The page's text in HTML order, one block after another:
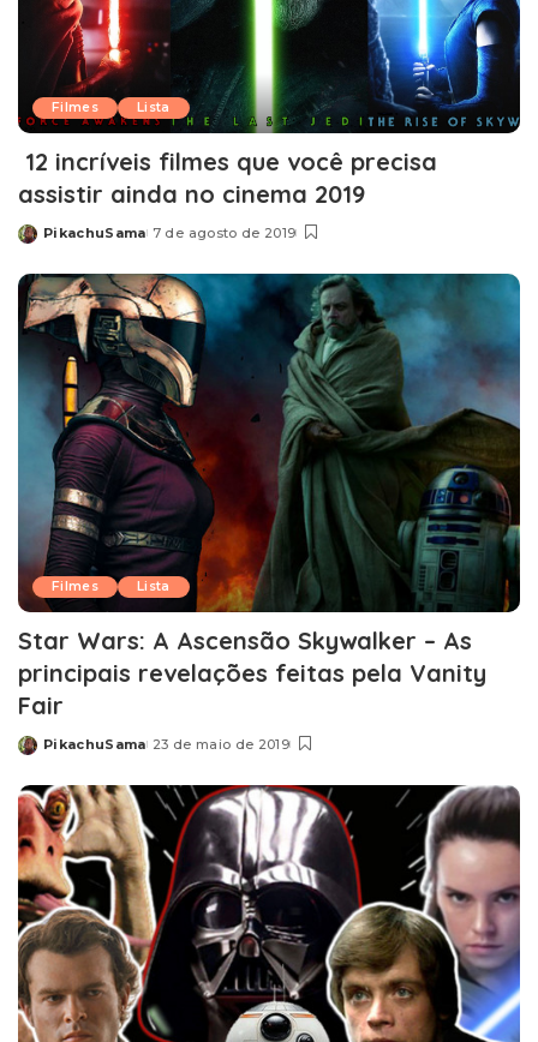
Filmes Lista
12 incríveis filmes que você precisa
assistir ainda no cinema 2019
Posted
PikachuSama 7 de agosto de 2019
Filmes Lista
Star Wars: A Ascensão Skywalker – As
principais revelações feitas pela Vanity
Fair
Posted
PikachuSama 23 de maio de 2019